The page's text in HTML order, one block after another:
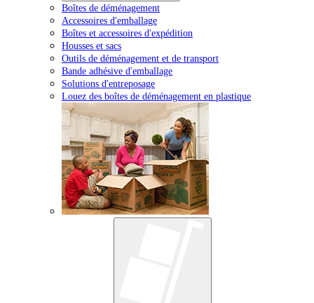
Boîtes de déménagement
Accessoires d'emballage
Boîtes et accessoires d'expédition
Housses et sacs
Outils de déménagement et de transport
Bande adhésive d'emballage
Solutions d'entreposage
Louez des boîtes de déménagement en plastique